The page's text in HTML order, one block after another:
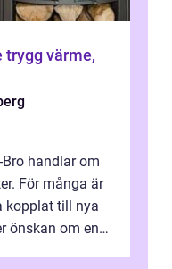
handlar om
För många är
kopplat till nya
önskan om en